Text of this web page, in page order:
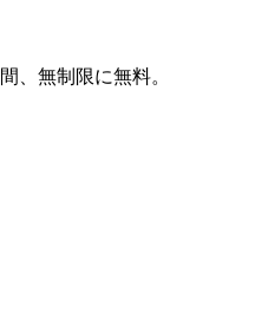
、無制限に無料。